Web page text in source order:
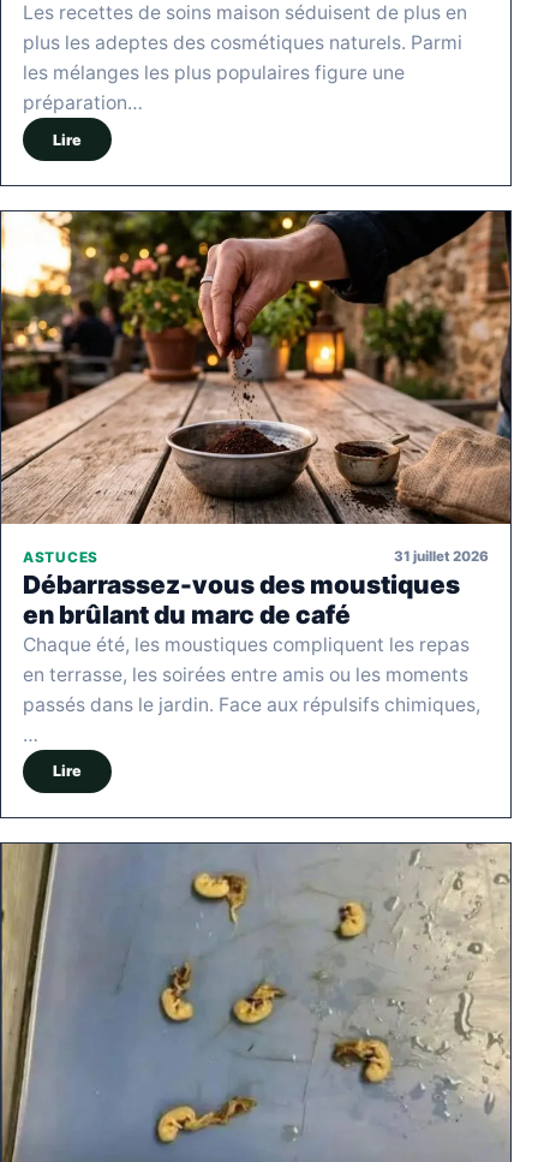
Les recettes de soins maison séduisent de plus en
plus les adeptes des cosmétiques naturels. Parmi
les mélanges les plus populaires figure une
préparation…
Lire
ASTUCES 31 juillet 2026
Débarrassez-vous des moustiques
en brûlant du marc de café
Chaque été, les moustiques compliquent les repas
en terrasse, les soirées entre amis ou les moments
passés dans le jardin. Face aux répulsifs chimiques,
…
Lire